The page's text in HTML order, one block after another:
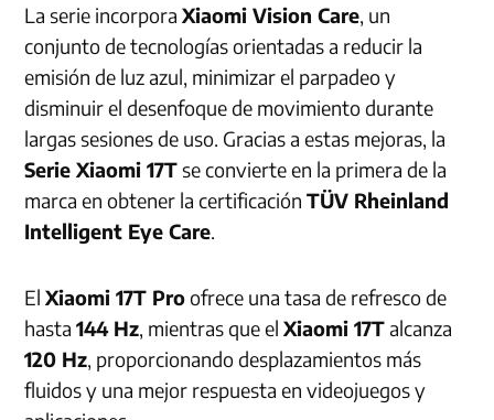
La serie incorporaXiaomi Vision Care, un
conjunto de tecnologías orientadas a reducir la
emisión de luz azul, minimizar el parpadeo y
disminuir el desenfoque de movimiento durante
largas sesiones de uso. Gracias a estas mejoras, la
Serie Xiaomi 17Tse convierte en la primera de la
marca en obtener la certificaciónTÜV Rheinland
Intelligent Eye Care.
ElXiaomi 17T Proofrece una tasa de refresco de
hasta144 Hz, mientras que elXiaomi 17Talcanza
120 Hz, proporcionando desplazamientos más
fluidos y una mejor respuesta en videojuegos y